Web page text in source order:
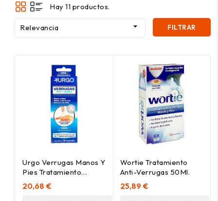
Hay 11 productos.
Relevancia  FILTRAR
Urgo Verrugas Manos Y
Pies Tratamiento
Crioterapia 38Ml
20,68 €
Wortie Tratamiento
Anti-Verrugas 50Ml.
25,89 €